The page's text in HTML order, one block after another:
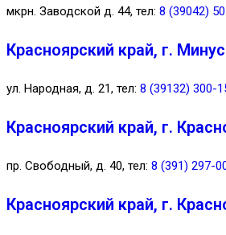
мкрн. Заводской д. 44, тел: 8 (39042)
Красноярский край, г.
ул. Народная, д. 21, тел: 8 (39132) 300-
Красноярский край, г.
пр. Свободный, д. 40, тел: 8 (391) 297-
Красноярский край, г.